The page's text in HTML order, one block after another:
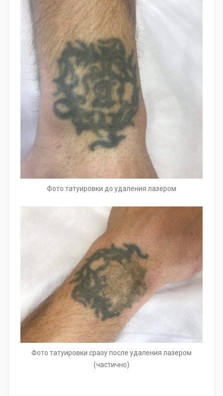
Фото татуировки до удаления лазером
Фото татуировки сразу после удаления лазером
(частично)